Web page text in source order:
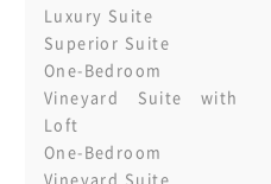
Luxury Suite
Superior Suite
One-Bedroom
Vineyard Suite with
Loft
One-Bedroom
Vineyard Suite